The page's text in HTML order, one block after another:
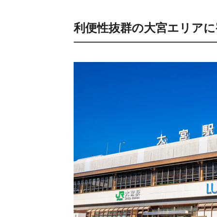
利便性抜群の大宮エリア